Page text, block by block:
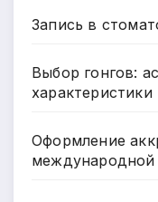
Запись в
Выбор гонгов:
характеристики
Оформление
международной